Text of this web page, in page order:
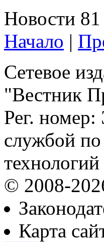
Новости
Начало |
Сетевое
"Вестник
Рег.
службой
© 2008-
Карта